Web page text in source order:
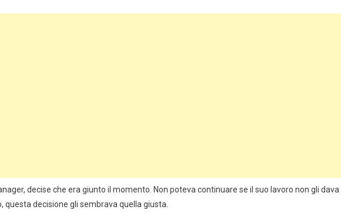
decise che era giunto il momento. Non poteva continuare se il suo lavoro non gli dava
decisione gli sembrava quella giusta.